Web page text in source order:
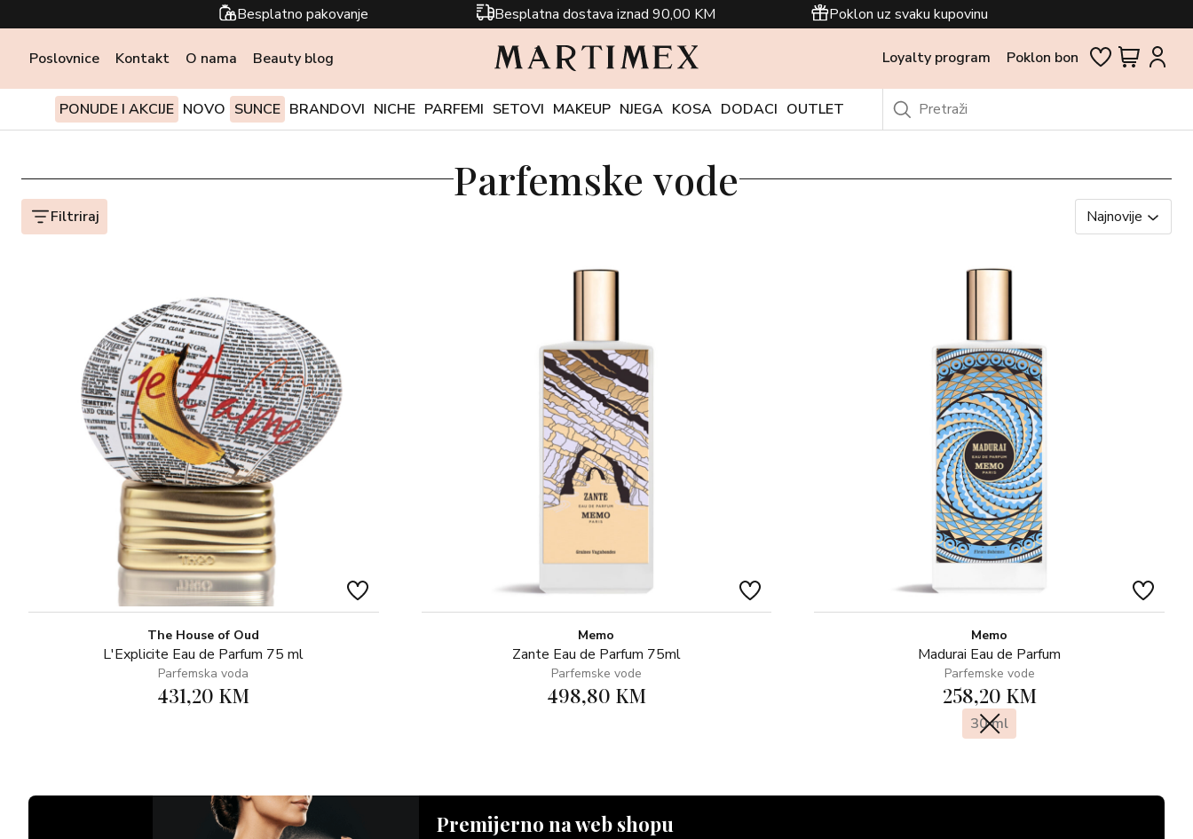
Besplatno pakovanje Besplatna dostava iznad 90,00 KM Poklon uz svaku kupovinu
Poslovnice Kontakt O nama Beauty blog Loyalty program Poklon bon
PONUDE I AKCIJE NOVO SUNCE BRANDOVI NICHE PARFEMI SETOVI MAKEUP NJEGA KOSA DODACI OUTLET
Parfemske vode
Filtriraj Najnovije
The House of Oud
L'Explicite Eau de Parfum 75 ml
Parfemska voda
431,20 KM
Memo
Zante Eau de Parfum 75ml
Parfemske vode
498,80 KM
Premijerno na web shopu
Memo
Madurai Eau de Parfum
Parfemske vode
258,20 KM
30 ml